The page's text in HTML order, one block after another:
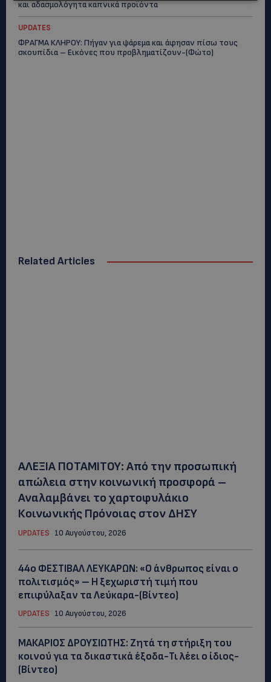
και αδασμολόγητα καπνικά προϊόντα
UPDATES
ΦΡΑΓΜΑ ΚΛΗΡΟΥ: Πήγαν για ψάρεμα και άφησαν πίσω τους
σκουπίδια – Εικόνες που προβληματίζουν-(Φώτο)
Related Articles
ΑΛΕΞΙΑ ΠΟΤΑΜΙΤΟΥ: Από την προσωπική
απώλεια στην κοινωνική προσφορά –
Αναλαμβάνει το χαρτοφυλάκιο
Κοινωνικής Πρόνοιας στον ΔΗΣΥ
UPDATES 10 Αυγούστου, 2026
44ο ΦΕΣΤΙΒΑΛ ΛΕΥΚΑΡΩΝ: «Ο άνθρωπος είναι ο
πολιτισμός» – Η ξεχωριστή τιμή που
επιφύλαξαν τα Λεύκαρα-(Βίντεο)
UPDATES 10 Αυγούστου, 2026
ΜΑΚΑΡΙΟΣ ΔΡΟΥΣΙΩΤΗΣ: Ζητά τη στήριξη του
κοινού για τα δικαστικά έξοδα-Τι λέει ο ίδιος-
(Βίντεο)